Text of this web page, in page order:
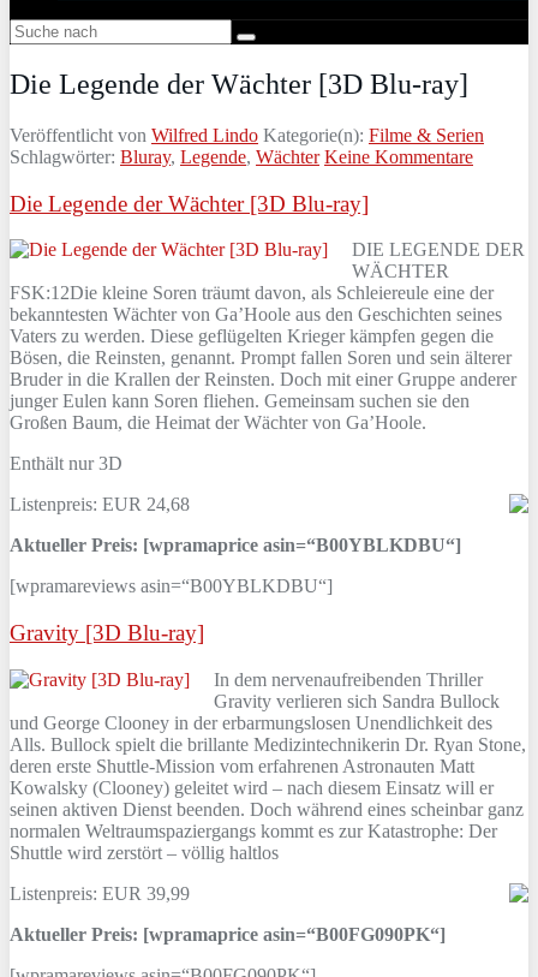
Die Legende der Wächter [3D Blu-ray]
Veröffentlicht von Wilfred Lindo Kategorie(n): Filme & Serien
Schlagwörter: Bluray, Legende, Wächter Keine Kommentare
Die Legende der Wächter [3D Blu-ray]
DIE LEGENDE DER
WÄCHTER
FSK:12Die kleine Soren träumt davon, als Schleiereule eine der
bekanntesten Wächter von Ga’Hoole aus den Geschichten seines
Vaters zu werden. Diese geflügelten Krieger kämpfen gegen die
Bösen, die Reinsten, genannt. Prompt fallen Soren und sein älterer
Bruder in die Krallen der Reinsten. Doch mit einer Gruppe anderer
junger Eulen kann Soren fliehen. Gemeinsam suchen sie den
Großen Baum, die Heimat der Wächter von Ga’Hoole.
Enthält nur 3D
Listenpreis: EUR 24,68
Aktueller Preis: [wpramaprice asin=“B00YBLKDBU“]
[wpramareviews asin=“B00YBLKDBU“]
Gravity [3D Blu-ray]
In dem nervenaufreibenden Thriller
Gravity verlieren sich Sandra Bullock
und George Clooney in der erbarmungslosen Unendlichkeit des
Alls. Bullock spielt die brillante Medizintechnikerin Dr. Ryan Stone,
deren erste Shuttle-Mission vom erfahrenen Astronauten Matt
Kowalsky (Clooney) geleitet wird – nach diesem Einsatz will er
seinen aktiven Dienst beenden. Doch während eines scheinbar ganz
normalen Weltraumspaziergangs kommt es zur Katastrophe: Der
Shuttle wird zerstört – völlig haltlos
Listenpreis: EUR 39,99
Aktueller Preis: [wpramaprice asin=“B00FG090PK“]